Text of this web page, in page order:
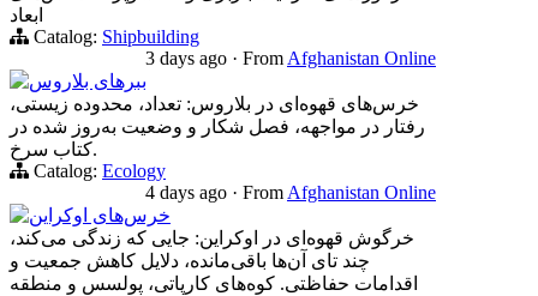
ابعاد
Catalog: Shipbuilding
3 days ago · From Afghanistan Online
ببرهای بلاروس
خرس‌های قهوه‌ای در بلاروس: تعداد، محدوده زیستی،
رفتار در مواجهه، فصل شکار و وضعیت به‌روز شده در
کتاب سرخ.
Catalog: Ecology
4 days ago · From Afghanistan Online
خرس‌های اوکراین
خرگوش قهوه‌ای در اوکراین: جایی که زندگی می‌کند،
چند تای آن‌ها باقی‌مانده، دلایل کاهش جمعیت و
اقدامات حفاظتی. کوه‌های کارپاتی، پولسس و منطقه